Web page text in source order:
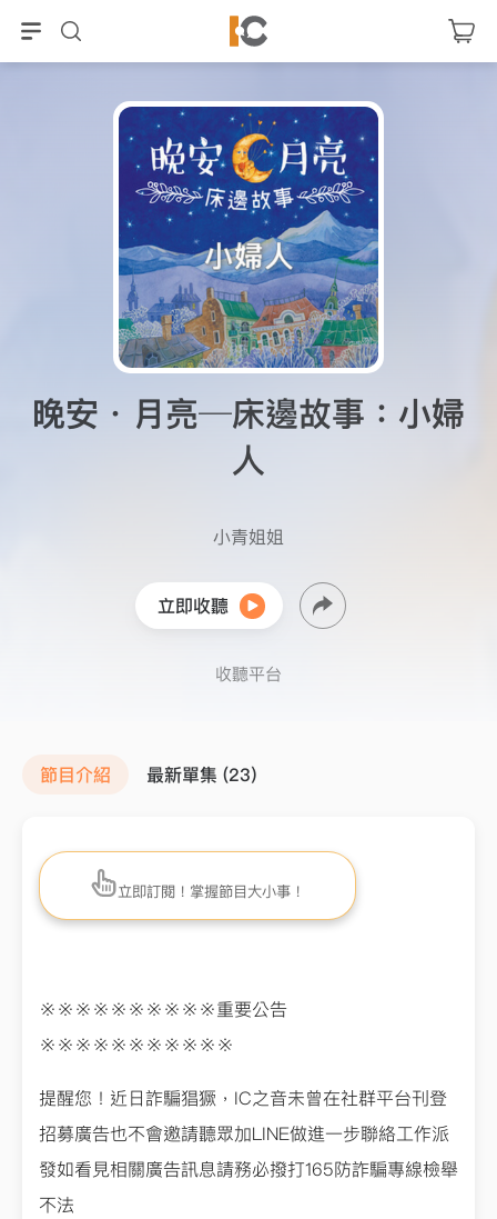
晚安．月亮─床邊故事：小婦
人
小青姐姐
立即收聽
收聽平台
節目介紹 最新單集 (23)
立即訂閱！掌握節目大小事！
※※※※※※※※※※重要公告
※※※※※※※※※※※
提醒您！近日詐騙猖獗，IC之音未曾在社群平台刊登
招募廣告也不會邀請聽眾加LINE做進一步聯絡工作派
發如看見相關廣告訊息請務必撥打165防詐騙專線檢舉
不法